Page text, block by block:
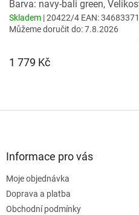
Barva: navy-bali green,
Skladem | 20422/4 EAN:
Můžeme doručit do:7.8.2026
1 779 Kč
Informace pro vás
Moje objednávka
Doprava a platba
Obchodní podmínky